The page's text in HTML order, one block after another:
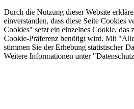
Durch die Nutzung dieser Website
einverstanden, dass diese Seite Cookies
Cookies" setzt ein einzelnes Cookie, das
Cookie-Präferenz benötigt wird. Mit
stimmen Sie der Erhebung statistischer
Weitere Informationen unter